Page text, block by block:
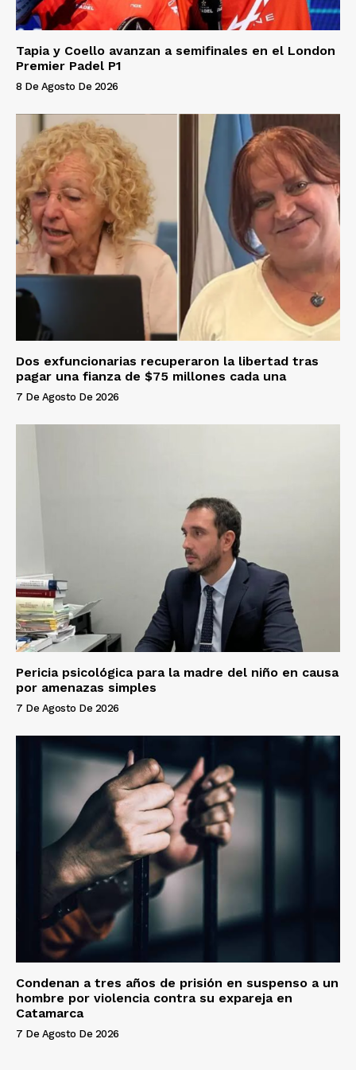
Tapia y Coello avanzan a semifinales en el London
Premier Padel P1
8 De Agosto De 2026
Dos exfuncionarias recuperaron la libertad tras
pagar una fianza de $75 millones cada una
7 De Agosto De 2026
Pericia psicológica para la madre del niño en causa
por amenazas simples
7 De Agosto De 2026
Condenan a tres años de prisión en suspenso a un
hombre por violencia contra su expareja en
Catamarca
7 De Agosto De 2026